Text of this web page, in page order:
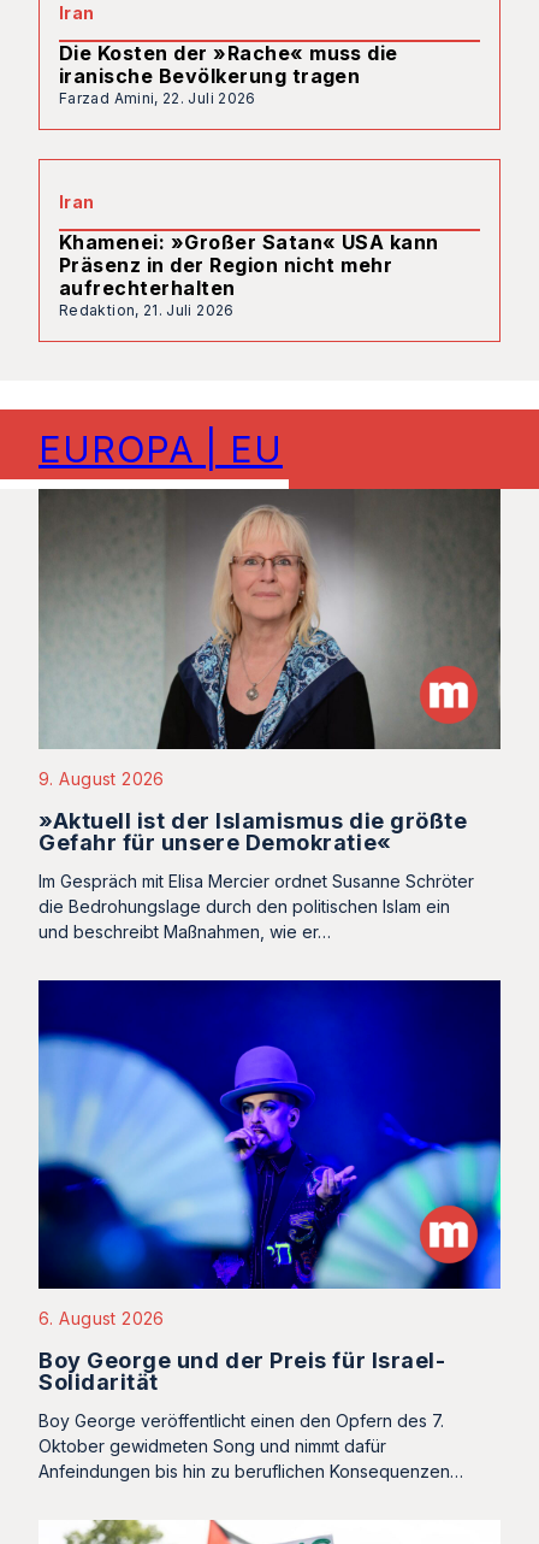
Iran
Die Kosten der »Rache« muss die
iranische Bevölkerung tragen
Farzad Amini, 22. Juli 2026
Iran
Khamenei: »Großer Satan« USA kann
Präsenz in der Region nicht mehr
aufrechterhalten
Redaktion, 21. Juli 2026
EUROPA | EU
9. August 2026
»Aktuell ist der Islamismus die größte
Gefahr für unsere Demokratie«
Im Gespräch mit Elisa Mercier ordnet Susanne Schröter
die Bedrohungslage durch den politischen Islam ein
und beschreibt Maßnahmen, wie er…
6. August 2026
Boy George und der Preis für Israel-
Solidarität
Boy George veröffentlicht einen den Opfern des 7.
Oktober gewidmeten Song und nimmt dafür
Anfeindungen bis hin zu beruflichen Konsequenzen…